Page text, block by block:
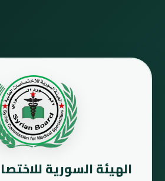
الهيئة السورية